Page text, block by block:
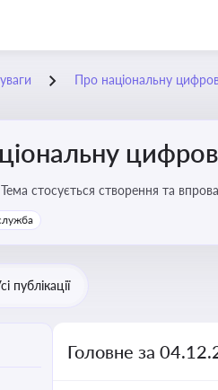
Про національну
Тема стосується створення та
бізнесу з органами виконавчої влади
публікації
Головне за